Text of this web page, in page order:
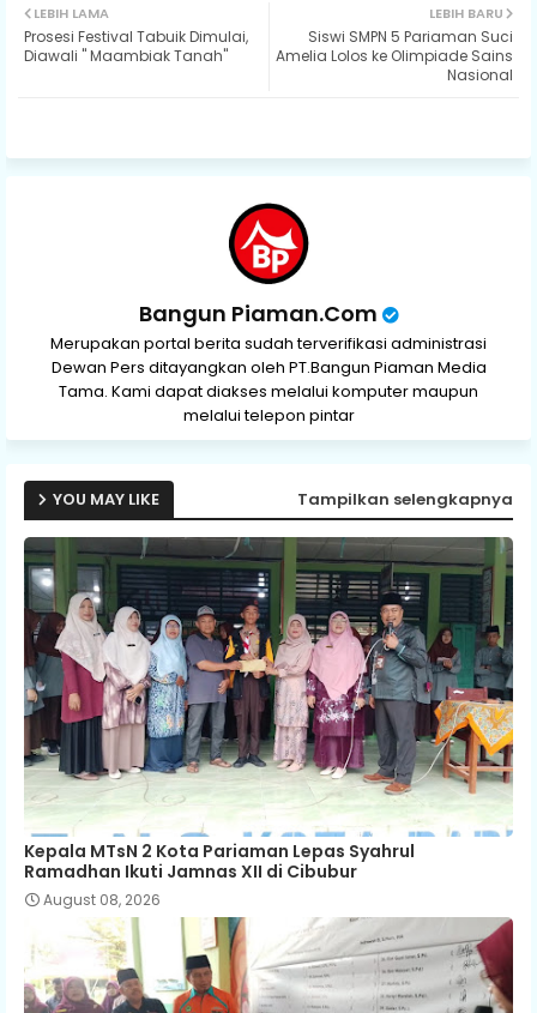
ats
LEBIH BARU
Siswi SMPN 5 Pariaman Suci
Amelia Lolos ke Olimpiade Sains
Nasional
LEBIH LAMA
Prosesi Festival Tabuik Dimulai,
Diawali " Maambiak Tanah"
Bangun Piaman.Com
Merupakan portal berita sudah terverifikasi administrasi
Dewan Pers ditayangkan oleh PT.Bangun Piaman Media
Tama. Kami dapat diakses melalui komputer maupun
melalui telepon pintar
YOU MAY LIKE Tampilkan selengkapnya
Kepala MTsN 2 Kota Pariaman Lepas Syahrul
Ramadhan Ikuti Jamnas XII di Cibubur
August 08, 2026